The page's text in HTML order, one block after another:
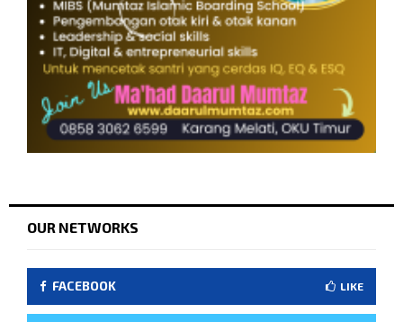
OUR NETWORKS
FACEBOOK LIKE